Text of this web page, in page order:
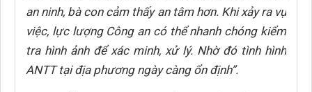
an ninh, bà con cảm thấy an tâm hơn. Khi xảy ra vụ
việc, lực lượng Công an có thể nhanh chóng kiểm
tra hình ảnh để xác minh, xử lý. Nhờ đó tình hình
ANTT tại địa phương ngày càng ổn định”.